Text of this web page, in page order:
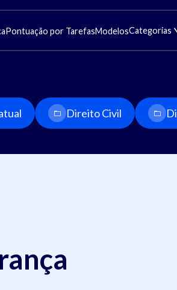
Pontuação por TarefasModelosCategorias
Direito Civil